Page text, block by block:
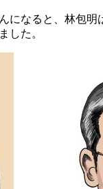
になると、林包
した。